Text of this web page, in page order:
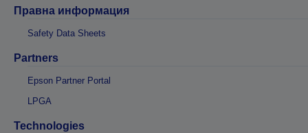
Правна информация
Safety Data Sheets
Partners
Epson Partner Portal
LPGA
Technologies